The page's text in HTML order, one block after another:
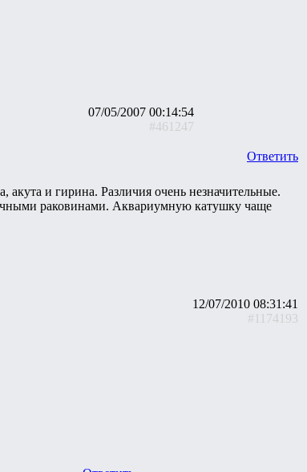
07/05/2007 00:14:54
#461247
Ответить
акута и гирина. Различия очень незначительные.
раковинами. Аквариумную катушку чаще
12/07/2010 08:31:41
#1174193